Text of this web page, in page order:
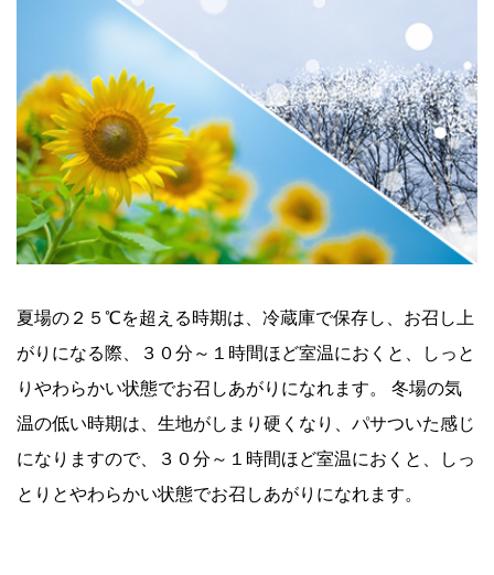
夏場の２５℃を超える時期は、冷蔵庫で保存し、お召し上
がりになる際、３０分～１時間ほど室温におくと、しっと
りやわらかい状態でお召しあがりになれます。 冬場の気
温の低い時期は、生地がしまり硬くなり、パサついた感じ
になりますので、３０分～１時間ほど室温におくと、しっ
とりとやわらかい状態でお召しあがりになれます。